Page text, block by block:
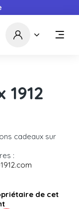
1912
cadeaux sur
:
de cet